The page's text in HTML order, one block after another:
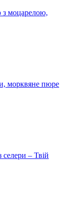
з моцарелою,
морквяне пюре
селери – Твій